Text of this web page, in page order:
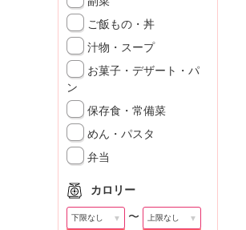
ご飯もの・丼
汁物・スープ
お菓子・デザート・パ
ン
保存食・常備菜
めん・パスタ
弁当
カロリー
▼ 〜 ▼